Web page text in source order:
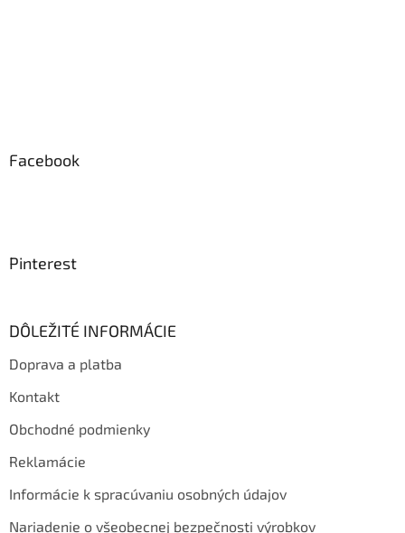
Facebook
Pinterest
DÔLEŽITÉ INFORMÁCIE
Doprava a platba
Kontakt
Obchodné podmienky
Reklamácie
Informácie k spracúvaniu osobných údajov
Nariadenie o všeobecnej bezpečnosti výrobkov